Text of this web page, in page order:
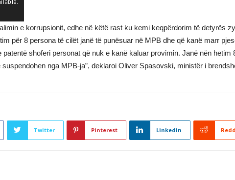
e korrupsionit, edhe në këtë rast ku kemi keqpërdorim të detyrës
për 8 persona të cilët janë të punësuar në MPB dhe që kanë marr
patentë shoferi personat që nuk e kanë kaluar provimin. Janë nën hetim
suspendohen nga MPB-ja”, deklaroi Oliver Spasovski, ministër i
Twitter Pinterest Linkedin